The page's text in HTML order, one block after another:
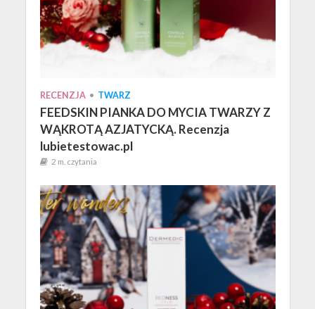
RECENZJA • TWARZ
FEEDSKIN PIANKA DO MYCIA TWARZY Z
WĄKROTĄ AZJATYCKĄ. Recenzja
lubietestowac.pl
2 m. czytania